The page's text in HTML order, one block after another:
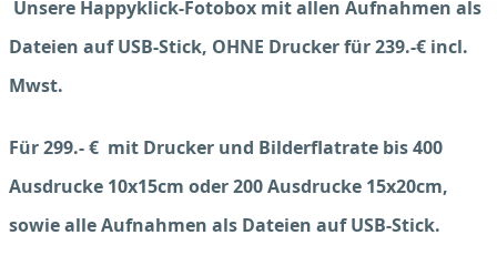
Unsere Happyklick-Fotobox mit allen Aufnahmen als
Dateien auf USB-Stick, OHNE Drucker für 239.-€ incl.
Mwst.
Für 299.- € mit Drucker und Bilderflatrate bis 400
Ausdrucke 10x15cm oder 200 Ausdrucke 15x20cm,
sowie alle Aufnahmen als Dateien auf USB-Stick.